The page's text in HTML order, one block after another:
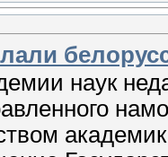
наук